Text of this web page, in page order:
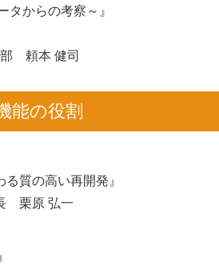
からの考察～』
部 頼本 健司
能の役割
る質の高い再開発』
栗原 弘一